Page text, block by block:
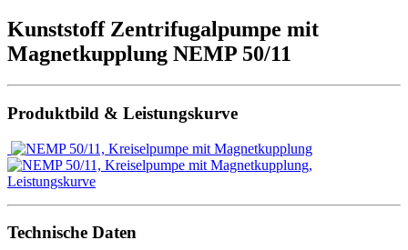
Kunststoff Zentrifugalpumpe mit
Magnetkupplung NEMP 50/11
Produktbild & Leistungskurve
Technische Daten